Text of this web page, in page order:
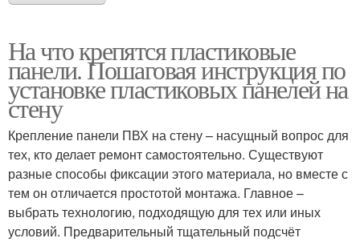
На что крепятся пластиковые
панели. Пошаговая инструкция по
установке пластиковых панелей на
стену
Крепление панели ПВХ на стену – насущный вопрос для
тех, кто делает ремонт самостоятельно. Существуют
разные способы фиксации этого материала, но вместе с
тем он отличается простотой монтажа. Главное –
выбрать технологию, подходящую для тех или иных
условий. Предварительный тщательный подсчёт